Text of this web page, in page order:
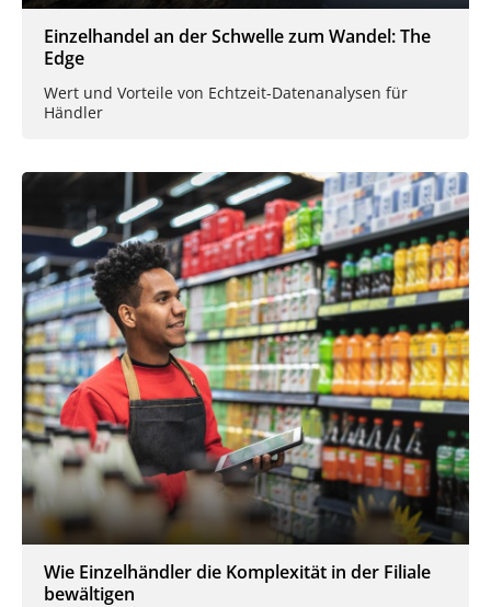
Einzelhandel an der Schwelle zum Wandel: The
Edge
Wert und Vorteile von Echtzeit-Datenanalysen für
Händler
Wie Einzelhändler die Komplexität in der Filiale
bewältigen